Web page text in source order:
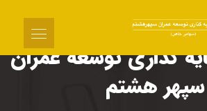
گذاری توسعه عمران
سپهر هشتم